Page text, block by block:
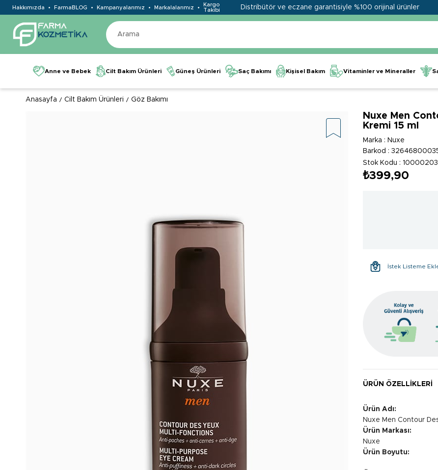
Hakkımızda FarmaBLOG Kampanyalarımız Markalalarımız
Kargo
Takibi
Distribütör ve eczane garantisiyle %100 orijinal ürünler
Anne ve Bebek Cilt Bakım Ürünleri Güneş Ürünleri Saç Bakımı Kişisel Bakım Vitaminler ve Mineraller
Anasayfa Cilt Bakım Ürünleri Göz Bakımı
Nuxe Men
Kremi 15 ml
Marka : Nuxe
Barkod :
Stok Kodu
₺399,90
İstek Listeme
ÜRÜN ÖZELLIKLERI
Ürün Adı:
Nuxe Men Contour
Ürün Markası:
Nuxe
Ürün Boyutu: